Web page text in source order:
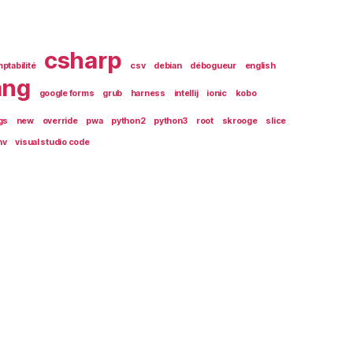
csharp csv debian débogueur english
google forms grub harness intellij ionic kobo
new override pwa python2 python3 root skrooge slice
visual studio code